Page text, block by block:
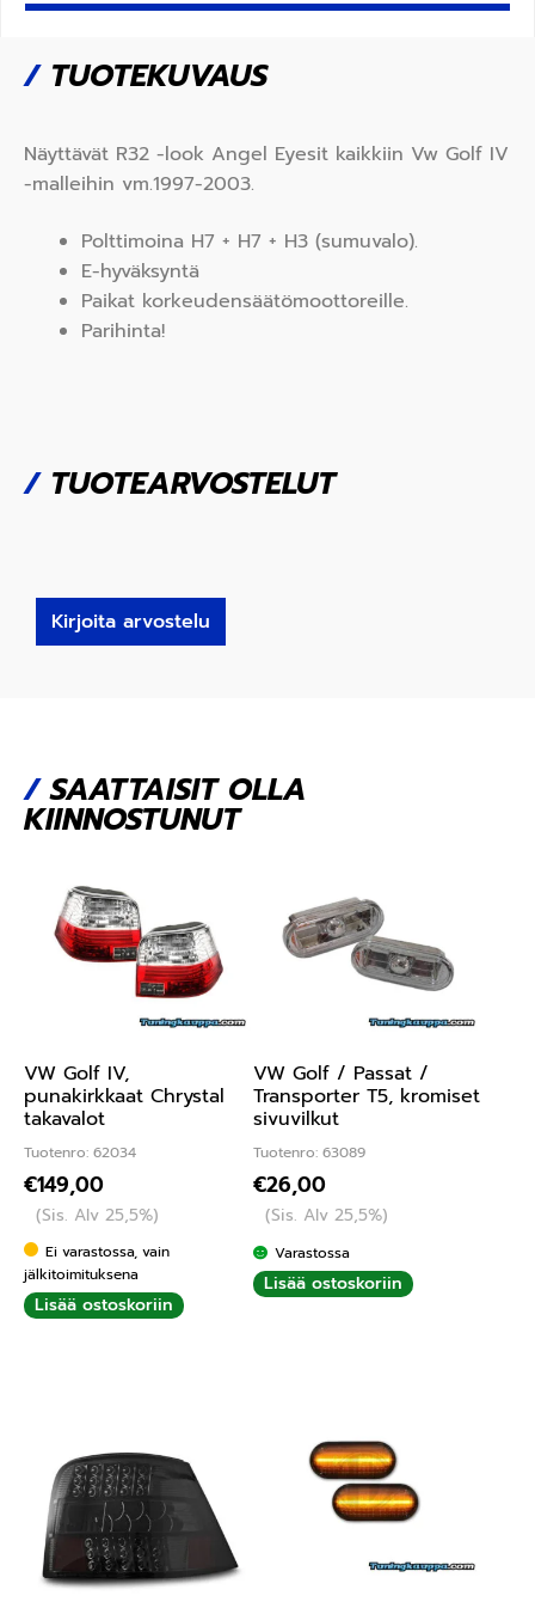
/TUOTEKUVAUS
Näyttävät R32 -look Angel Eyesit kaikkiin Vw Golf IV
-malleihin vm.1997-2003.
Polttimoina H7 + H7 + H3 (sumuvalo).
E-hyväksyntä
Paikat korkeudensäätömoottoreille.
Parihinta!
/TUOTEARVOSTELUT
Kirjoita arvostelu
/SAATTAISIT OLLA
KIINNOSTUNUT
VW Golf IV,
punakirkkaat Chrystal
takavalot
Tuotenro: 62034
€149,00
(Sis. Alv 25,5%)
Ei varastossa, vain
jälkitoimituksena
Lisää ostoskoriin
VW Golf / Passat /
Transporter T5, kromiset
sivuvilkut
Tuotenro: 63089
€26,00
(Sis. Alv 25,5%)
Varastossa
Lisää ostoskoriin